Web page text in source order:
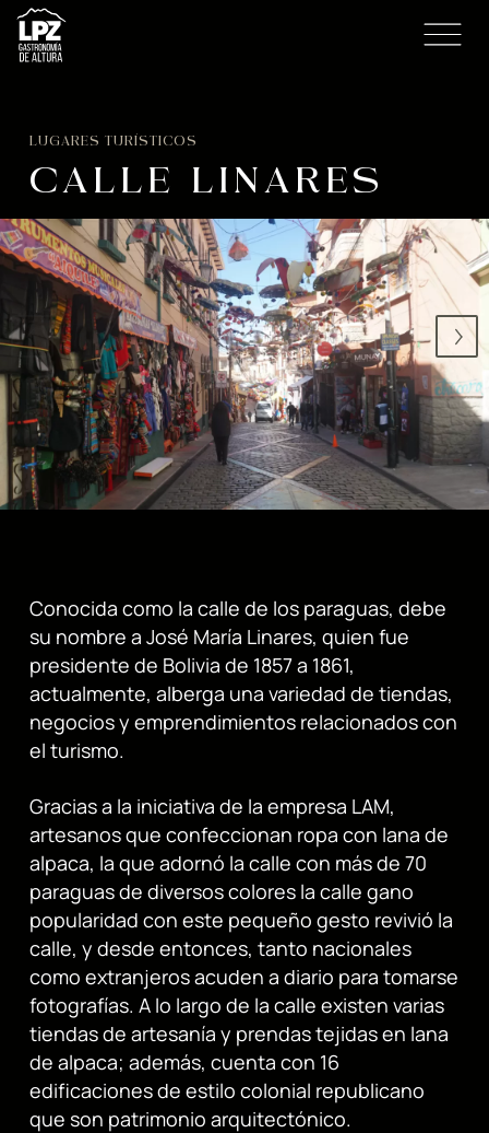
LUGARES TURÍSTICOS
CALLE LINARES
Conocida como la calle de los paraguas, debe
su nombre a José María Linares, quien fue
presidente de Bolivia de 1857 a 1861,
actualmente, alberga una variedad de tiendas,
negocios y emprendimientos relacionados con
el turismo.
Gracias a la iniciativa de la empresa LAM,
artesanos que confeccionan ropa con lana de
alpaca, la que adornó la calle con más de 70
paraguas de diversos colores la calle gano
popularidad con este pequeño gesto revivió la
calle, y desde entonces, tanto nacionales
como extranjeros acuden a diario para tomarse
fotografías. A lo largo de la calle existen varias
tiendas de artesanía y prendas tejidas en lana
de alpaca; además, cuenta con 16
edificaciones de estilo colonial republicano
que son patrimonio arquitectónico.